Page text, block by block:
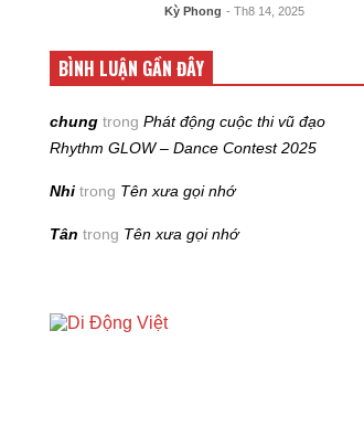
Kỳ Phong - Th8 14, 2025
BÌNH LUẬN GẦN ĐÂY
chung trongPhát động cuộc thi vũ đạo
Rhythm GLOW – Dance Contest 2025
Nhi trong Tên xưa gọi nhớ
Tân trong Tên xưa gọi nhớ